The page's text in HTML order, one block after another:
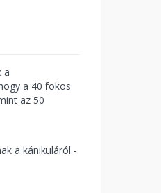
a
a 40 fokos
az 50
a kánikuláról -